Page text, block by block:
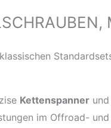
Kettenspanner
im Offroad-